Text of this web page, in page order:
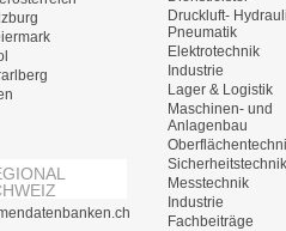
Druckluft-
Pneumatik
Elektrotechnik
Industrie
Lager & Logistik
Maschinen- und
Anlagenbau
Sicherheitstechnik
Messtechnik
Industrie
Fachbeiträge